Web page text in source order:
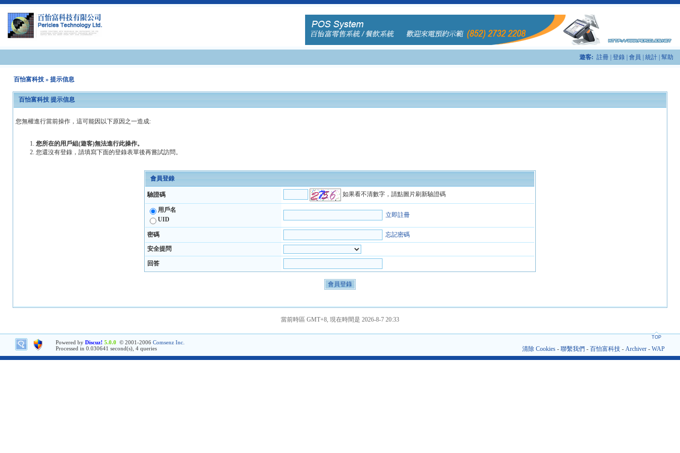
遊客: 註冊| 登錄| 會員 統計| 幫助
百怡富科技» 提示信息
百怡富科技 提示信息
您無權進行當前操作，這可能因以下原因之一造成:
您所在的用戶組(遊客)無法進行此操作。
您還沒有登錄，請填寫下面的登錄表單後再嘗試訪問。
會員登錄
驗證碼 如果看不清數字，請點圖片刷新驗證碼
用戶名
UID
立即註冊
密碼
忘記密碼
安全提問
回答
當前時區 GMT+8, 現在時間是 2026-8-7 20:33
Powered by Discuz! 5.0.0 © 2001-2006 Comsenz Inc.
Processed in 0.030641 second(s), 4 queries
TOP
清除 Cookies - 聯繫我們 - 百怡富科技 - Archiver - WAP